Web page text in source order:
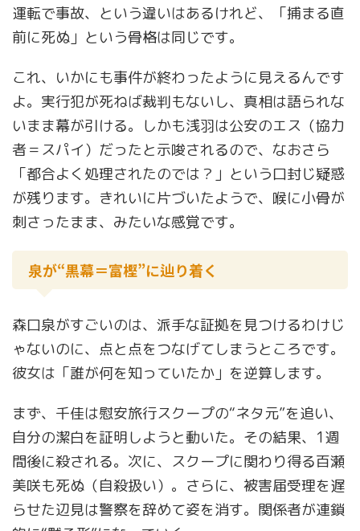
運転で事故、という違いはあるけれど、「捕まる直
前に死ぬ」という骨格は同じです。
これ、いかにも事件が終わったように見えるんです
よ。実行犯が死ねば裁判もないし、真相は語られな
いまま幕が引ける。しかも浅羽は公安のエス（協力
者＝スパイ）だったと示唆されるので、なおさら
「都合よく処理されたのでは？」という口封じ疑惑
が残ります。きれいに片づいたようで、喉に小骨が
刺さったまま、みたいな感覚です。
泉が“黒幕＝富樫”に辿り着く
森口泉がすごいのは、派手な証拠を見つけるわけじ
ゃないのに、点と点をつなげてしまうところです。
彼女は「誰が何を知っていたか」を逆算します。
まず、千佳は慰安旅行スクープの“ネタ元”を追い、
自分の潔白を証明しようと動いた。その結果、1週
間後に殺される。次に、スクープに関わり得る百瀬
美咲も死ぬ（自殺扱い）。さらに、被害届受理を遅
らせた辺見は警察を辞めて姿を消す。関係者が連鎖